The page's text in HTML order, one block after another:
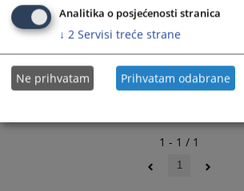
1 - 1 / 1
1
Analitika o posjećenosti stranica
↓ 2 Servisi treće strane
Ne prihvatam Prihvatam odabrane